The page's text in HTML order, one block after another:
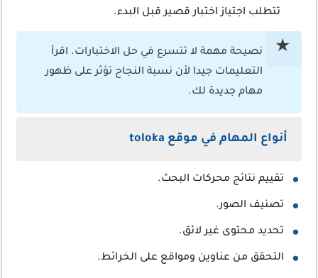
تتطلب اجتياز اختبار قصير قبل البدء.
نصيحة مهمة لا تتسرع في حل الاختبارات. اقرأ
التعليمات جيدا لأن نسبة النجاح تؤثر على ظهور
مهام جديدة لك.
أنواع المهام في موقع toloka
تقييم نتائج محركات البحث.
تصنيف الصور.
تحديد محتوى غير لائق.
التحقق من عناوين ومواقع على الخرائط.